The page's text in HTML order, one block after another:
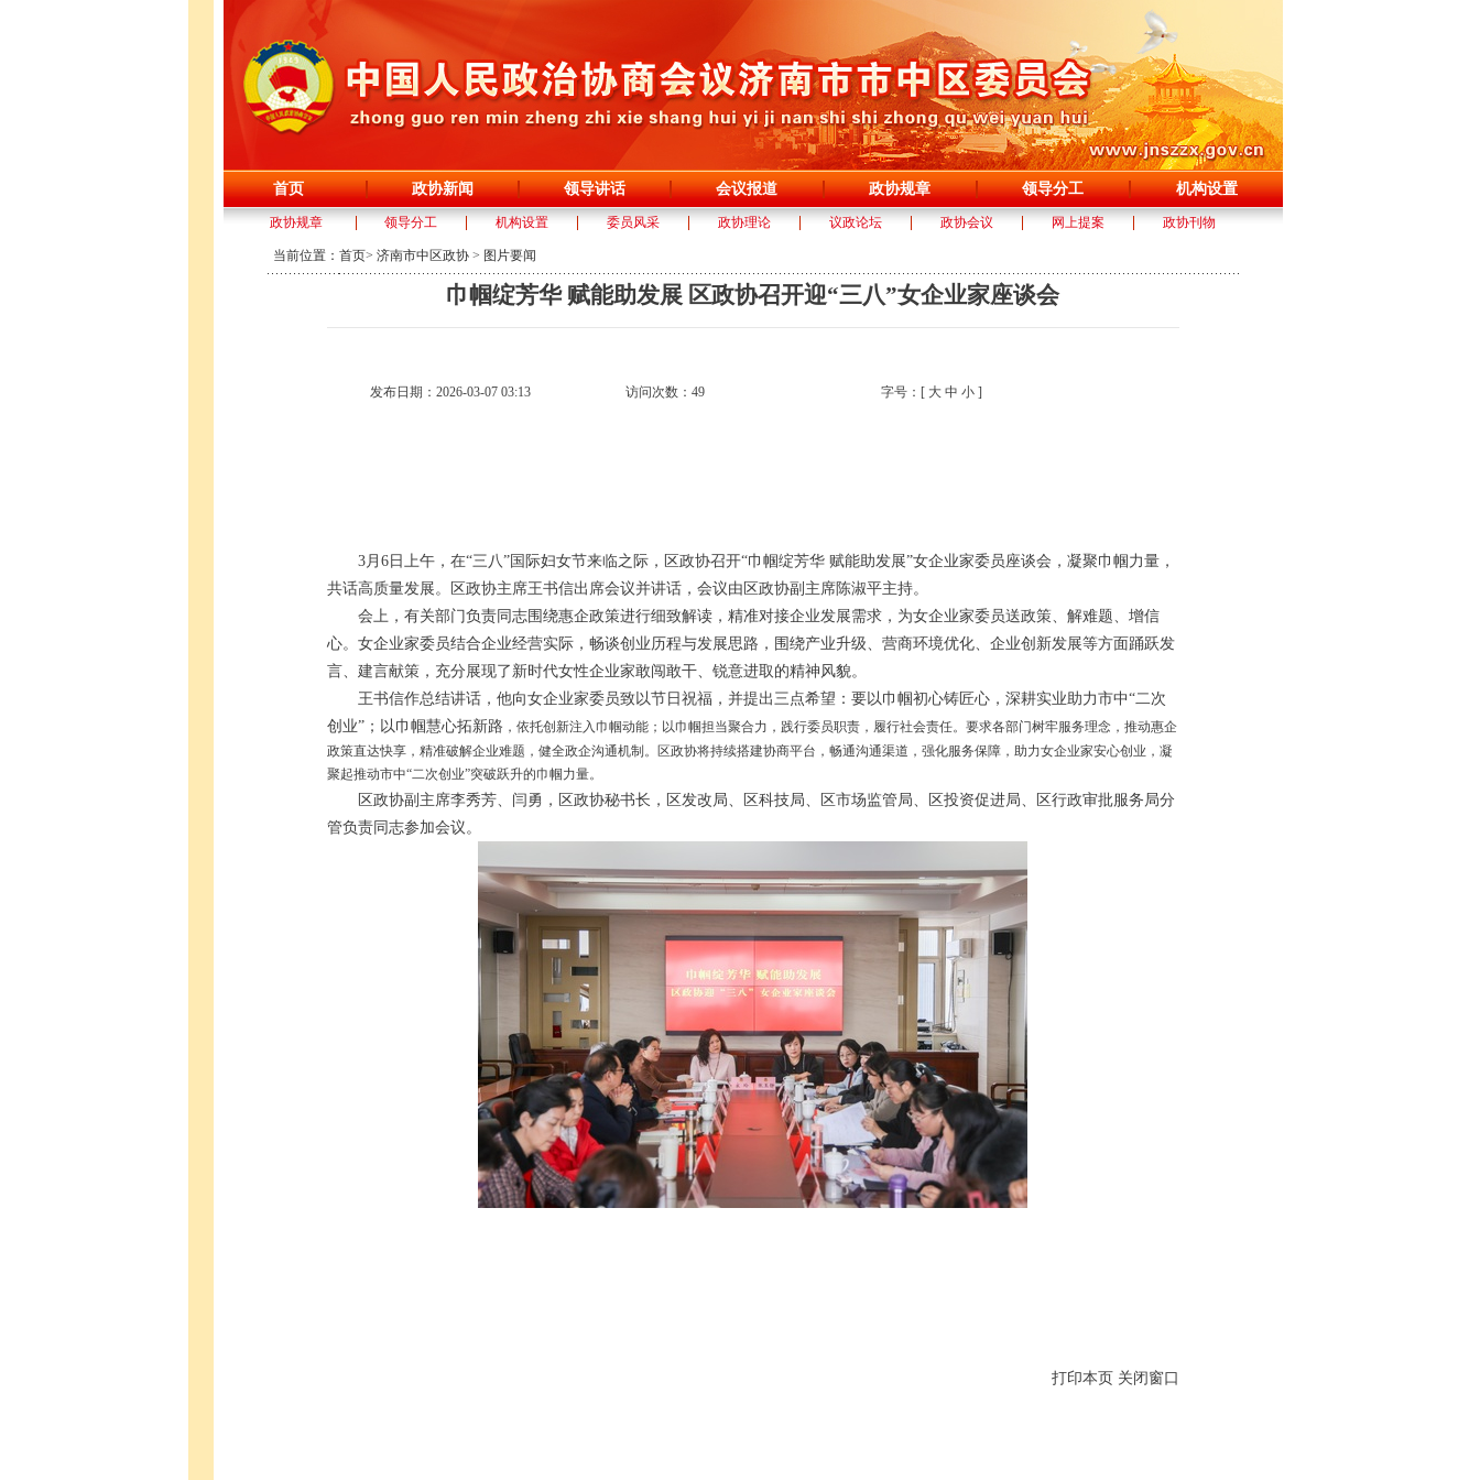
首页 政协新闻 领导讲话 会议报道 政协规章 领导分工 机构设置
政协规章 领导分工 机构设置 委员风采 政协理论 议政论坛 政协会议 网上提案 政协刊物
当前位置： 首页> 济南市中区政协 > 图片要闻
巾帼绽芳华 赋能助发展 区政协召开迎“三八”女企业家座谈会
发布日期：2026-03-07 03:13 访问次数： 49 字号：[ 大 中 小]
3月6日上午，在“三八”国际妇女节来临之际，区政协召开“巾帼绽芳华 赋能助发展”女企业家委员座谈会，凝聚巾帼力量，
共话高质量发展。区政协主席王书信出席会议并讲话，会议由区政协副主席陈淑平主持。
会上，有关部门负责同志围绕惠企政策进行细致解读，精准对接企业发展需求，为女企业家委员送政策、解难题、增信
心。女企业家委员结合企业经营实际，畅谈创业历程与发展思路，围绕产业升级、营商环境优化、企业创新发展等方面踊跃发
言、建言献策，充分展现了新时代女性企业家敢闯敢干、锐意进取的精神风貌。
王书信作总结讲话，他向女企业家委员致以节日祝福，并提出三点希望：要以巾帼初心铸匠心，深耕实业助力市中“二次
创业”；以巾帼慧心拓新路 ，依托创新注入巾帼动能；以巾帼担当聚合力，践行委员职责，履行社会责任。要求各部门树牢服务理念，推动惠企
政策直达快享，精准破解企业难题，健全政企沟通机制。区政协将持续搭建协商平台，畅通沟通渠道，强化服务保障，助力女企业家安心创业，凝
聚起推动市中“二次创业”突破跃升的巾帼力量。
区政协副主席李秀芳、闫勇，区政协秘书长，区发改局、区科技局、区市场监管局、区投资促进局、区行政审批服务局分
管负责同志参加会议。
打印本页 关闭窗口